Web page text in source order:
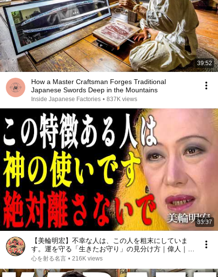
39:52
How a Master Craftsman Forges Traditional
Japanese Swords Deep in the Mountains
Inside Japanese Factories • 837K views
33:37
【美輪明宏】不幸な人は、この人を粗末にしていま
す。運を守る「生きたお守り」の見分け方｜偉人｜名
言｜言葉の力｜人生哲学｜
心を射る名言 • 216K views